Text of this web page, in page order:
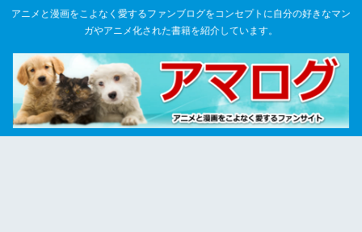
アニメと漫画をこよなく愛するファンブログをコンセプトに自分の好きなマン
ガやアニメ化された書籍を紹介しています。